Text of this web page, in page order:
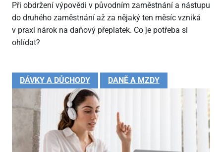
Při obdržení výpovědi v původním zaměstnání a nástupu
do druhého zaměstnání až za nějaký ten měsíc vzniká
v praxi nárok na daňový přeplatek. Co je potřeba si
ohlídat?
DÁVKY A DŮCHODY DANĚ A MZDY